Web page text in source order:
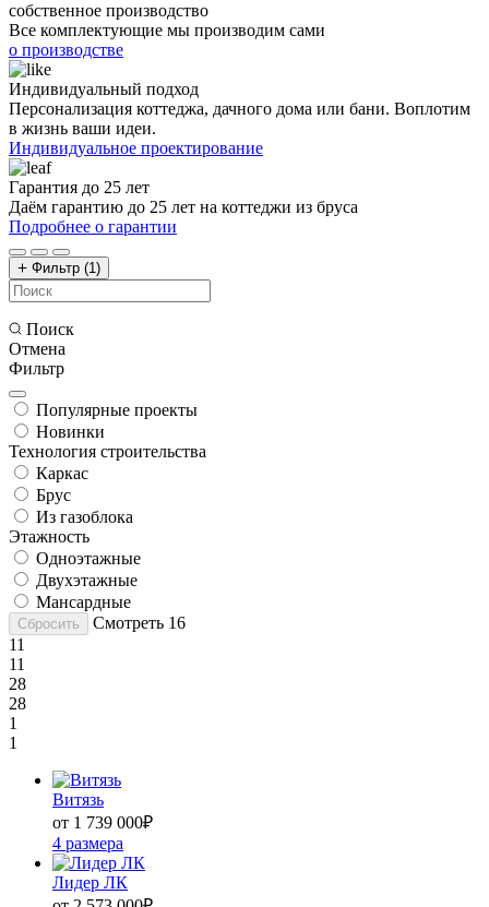
собственное производство
Все комплектующие мы производим сами
о производстве
Индивидуальный подход
Персонализация коттеджа, дачного дома или бани. Воплотим
в жизнь ваши идеи.
Индивидуальное проектирование
Гарантия до 25 лет
Даём гарантию до 25 лет на коттеджи из бруса
Подробнее о гарантии
Фильтр (1)
Поиск
Отмена
Фильтр
Популярные проекты
Новинки
Технология строительства
Каркас
Брус
Из газоблока
Этажность
Одноэтажные
Двухэтажные
Мансардные
Сбросить Смотреть 16
11
11
28
28
1
1
Витязь
от 1 739 000₽
4 размера
Лидер ЛК